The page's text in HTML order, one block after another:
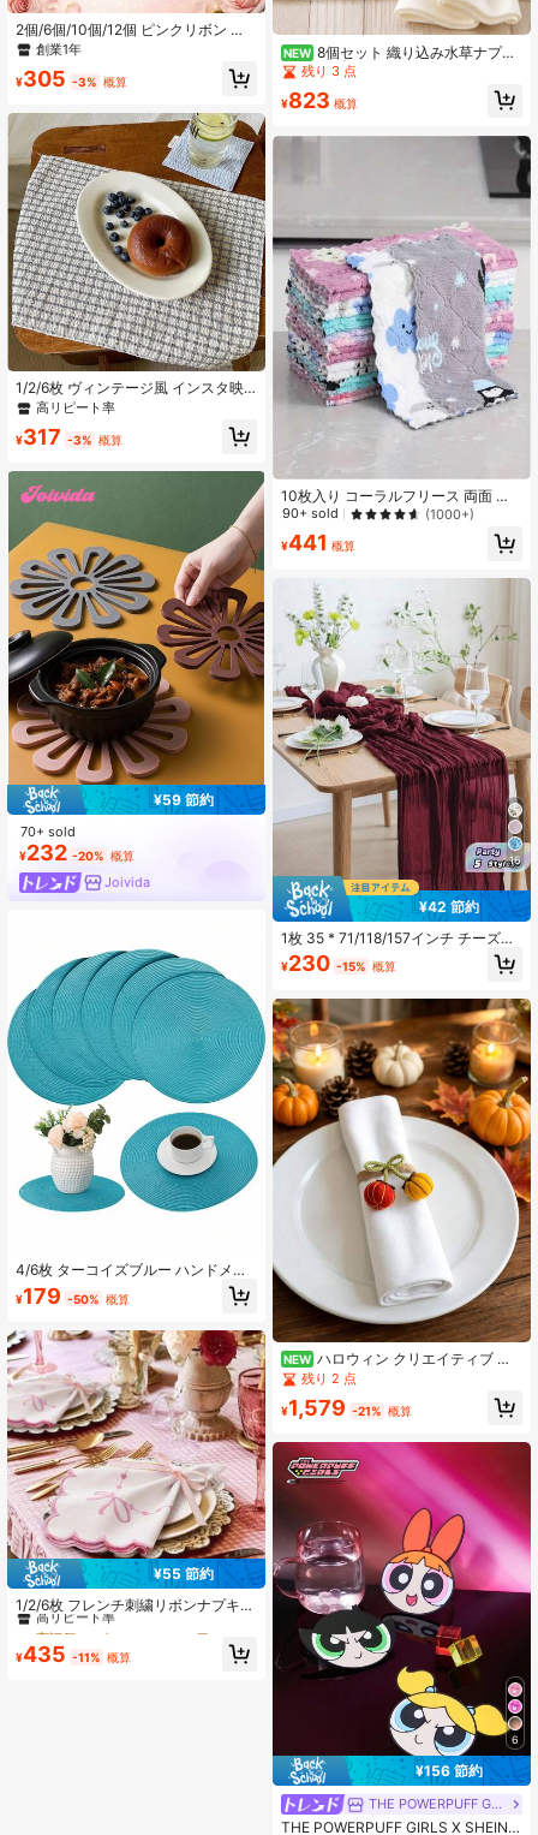
2個/6個/10個/12個 ピンクリボン ナ
プキンリングセット、ハンドメイ
インデー、記念日、バンケット、誕
ーティーなど様々なシーンのテーブ
ルデコレーションに適しています
創業1年
¥305 -3% 概算
1/2/6枚 ヴィンテージ風 インスタ映
え テクスチャード チェック柄 スト
ーブルクロス ナプキン 写真撮影用背
高リピート率
¥317 -3% 概算
¥59 節約
70+ sold
¥232 -20% 概算
Joivida
4/6枚 ターコイズブルー ハンドメイ
ド ランチョンマット、丸型 編み込み
ランチョンマット、耐熱パッド、装
の色展開、テーブルパッド、しわ防
止ランチョンマット、誕生日、クリ
スマス、新築祝い、祝賀会、ホリデ
ーパーティー、家族集まりに最適
¥179 -50% 概算
¥55 節約
1/2/6枚 フレンチ刺繍リボンナプキ
ン、ピンクフリル生地プレースマッ
ト、パーティー、結婚式、休日に適
しています
#6 高評価
ナプキン&キッチン用ハンドタオル
高リピート率
#6 高評価
高リピート率
#6 高評価
高リピート率
#6 高評価
¥435 -11% 概算
NEW 8個セット 織り込み水草ナプキ
ンリング | ラスティックボヘミアン
柳ナプキンホルダー | ナチュラルフ
ァームハウスラタンナプキンリング
ディングパーティー用
残り 3 点
¥823 概算
10枚入り コーラルフリース 両面 漫
画プリント 掃除用布、新デザイン キ
性 拭き取り布、掃除用品
90+ sold (1000+)
¥441 概算
16
¥42 節約
1枚 35 * 71/118/157インチ チーズク
ロス テーブルランナー&ナプキン、
ボヘミアンガーゼチーズクロステー
ンナー、ボヘミアンスタイルテーブ
ルランナー ウェディング装飾アー
チ、ガーデンアーチ、ブライダルシ
ャワー、ウェディング、祭り、休
日、誕生日パーティー、装飾、ホー
ムデコレーション(複数の色あり) ク
リスマスホリデーギフト
¥230 -15% 概算
NEW ハロウィン クリエイティブ フ
ァブリック編みかぼちゃ ナプキンリ
ング、リボン付き秋の収穫フルーツ
ナプキンホルダー、テーブルトップ
できる、ホリデーテーブルセッティ
ング、シンプルな田園風、ハロウィ
ン、感謝祭、秋の集まりに必需品、
ホーム、レストラン、ホテルのテー
ブル装飾、多機能、オーナメントま
たはナプキンリングとして使用可
能、ハンドメイドテクスチャー、温
かいホリデー雰囲気、ギフトまたは
個人使用に適しています
残り 2 点
¥1,579 -21% 概算
6
¥156 節約
THE POWERPUFF GIRLS
THE POWERPUFF GIRLS X SHEIN 3